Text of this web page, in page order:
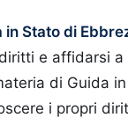
in Stato di
e affidarsi
di Guida
i propri